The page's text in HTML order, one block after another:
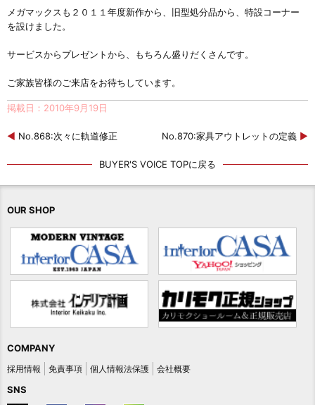
メガマックスも２０１１年度新作から、旧型処分品から、特設コーナー
を設けました。
サービスからプレゼントから、もちろん盛りだくさんです。
ご家族皆様のご来店をお待ちしています。
掲載日：2010年9月19日
◀ No.868:次々に軌道修正 No.870:家具アウトレットの定義 ▶
BUYER'S VOICE TOPに戻る
OUR SHOP
COMPANY
採用情報 免責事項 個人情報法保護 会社概要
SNS